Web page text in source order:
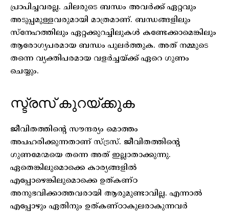
പ്രാപിച്ചവരല്ല. ചിലരുടെ ബന്ധം അവർക്ക് ഏറ്റവും
അടുപ്പമുള്ളവരുമായി മാത്രമാണ്. ബന്ധങ്ങളിലും
സ്നേഹത്തിലും ഏറ്റക്കുറച്ചിലുകൾ കണ്ടേക്കാമെങ്കിലും
ആരോഗ്യപരമായ ബന്ധം പുലർത്തുക. അത് നമ്മുടെ
തന്നെ വ്യക്തിപരമായ വളർച്ചയ്ക്ക് ഏറെ ഗുണം
ചെയ്യും.
സ്ട്രസ് കുറയ്ക്കുക
ജീവിതത്തിന്റെ സൗന്ദര്യം മൊത്തം
അപഹരിക്കുന്നതാണ് സ്ട്രസ്. ജീവിതത്തിന്റെ
ഗുണമേന്മയെ തന്നെ അത് ഇല്ലാതാക്കുന്നു.
ഏതെങ്കിലുമൊക്കെ കാര്യങ്ങളിൽ
എപ്പോഴെങ്കിലുമൊക്കെ ഉത്കണ്ഠ
അനുഭവിക്കാത്തവരായി ആരുമുണ്ടാവില്ല. എന്നാൽ
എപ്പോഴും ഏതിനും ഉത്കണ്ഠാകുലരാകുന്നവർ